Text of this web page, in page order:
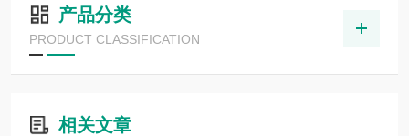
产品分类
PRODUCT CLASSIFICATION
相关文章